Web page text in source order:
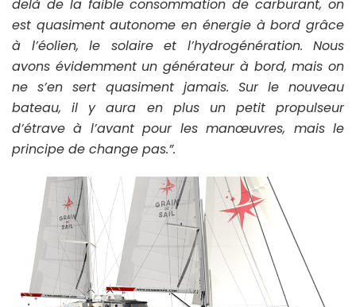
delà de la faible consommation de carburant, on
est quasiment autonome en énergie à bord grâce
à l’éolien, le solaire et l’hydrogénération. Nous
avons évidemment un générateur à bord, mais on
ne s’en sert quasiment jamais. Sur le nouveau
bateau, il y aura en plus un petit propulseur
d’étrave à l’avant pour les manœuvres, mais le
principe de change pas.”.